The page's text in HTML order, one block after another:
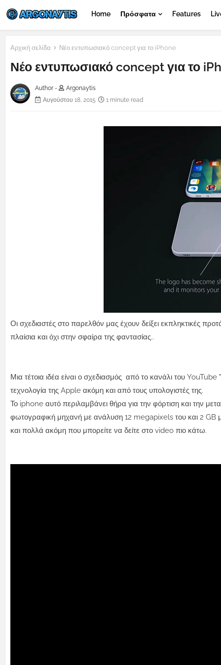
Home Πρόσφατα Features
Αρχική σελίδα Νέο εντυπωσιακό concept για το iPhone
Νέο εντυπωσιακό concept για το
Author -
Argonaytis
Αυγούστου 18, 2015
1 minute read
Οι σχεδιαστές στο παρελθόν μας έχουν δείξει εκπληκτικές
πλαίσια και όχι στην σφαίρα της φαντασίας..
Μια τέτοια ιδέα είναι ο σχεδιασμός από το κανάλι του
τεχνολογία της Apple ακόμη και από τους υπολογιστές της.
Το iphone αυτό περιλαμβάνει θήρα για την φόρτιση και την
φωτογραφική μηχανή με ανάλυση 12 megapixels του και 2 GB
και πολλά ακόμη που μπορείτε να δείτε στο video πιο κάτω.